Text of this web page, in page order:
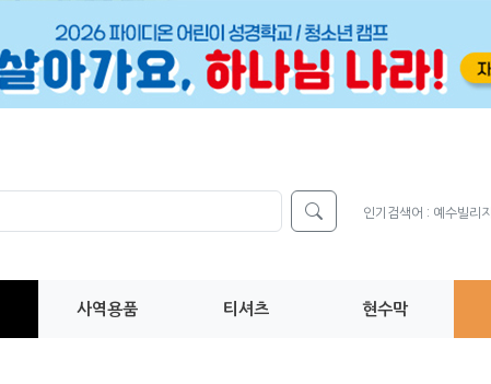
인기검색어 : 예수빌리지
사역용품 티셔츠 현수막